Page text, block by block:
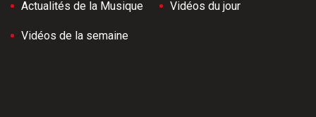
Actualités de la Musique Vidéos du jour
Vidéos de la semaine